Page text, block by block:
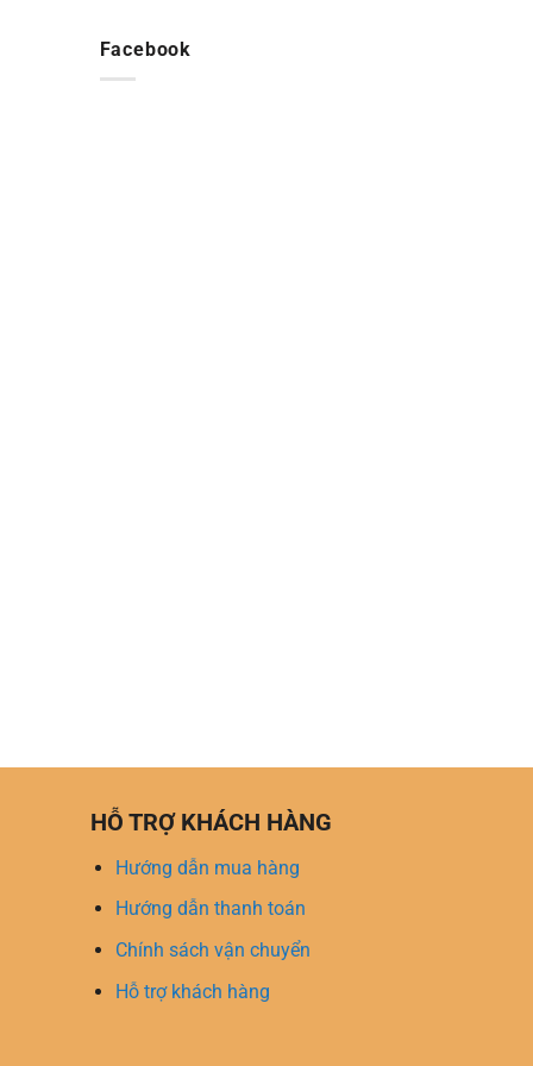
Facebook
HỖ TRỢ KHÁCH HÀNG
Hướng dẫn mua hàng
Hướng dẫn thanh toán
Chính sách vận chuyển
Hỗ trợ khách hàng